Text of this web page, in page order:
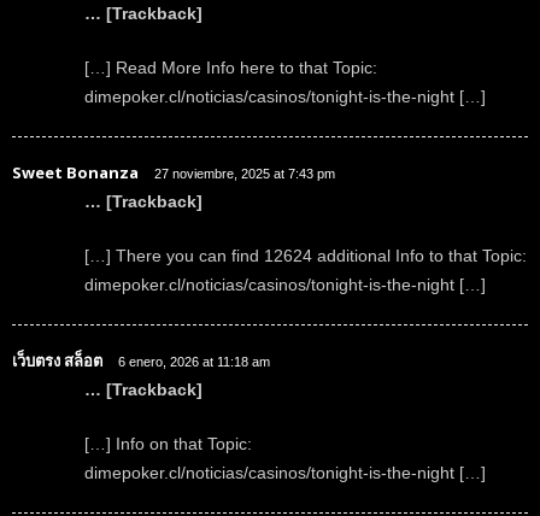
… [Trackback]
[…] Read More Info here to that Topic:
dimepoker.cl/noticias/casinos/tonight-is-the-night […]
Sweet Bonanza 27 noviembre, 2025 at 7:43 pm
… [Trackback]
[…] There you can find 12624 additional Info to that Topic:
dimepoker.cl/noticias/casinos/tonight-is-the-night […]
เว็บตรง สล็อต 6 enero, 2026 at 11:18 am
… [Trackback]
[…] Info on that Topic:
dimepoker.cl/noticias/casinos/tonight-is-the-night […]